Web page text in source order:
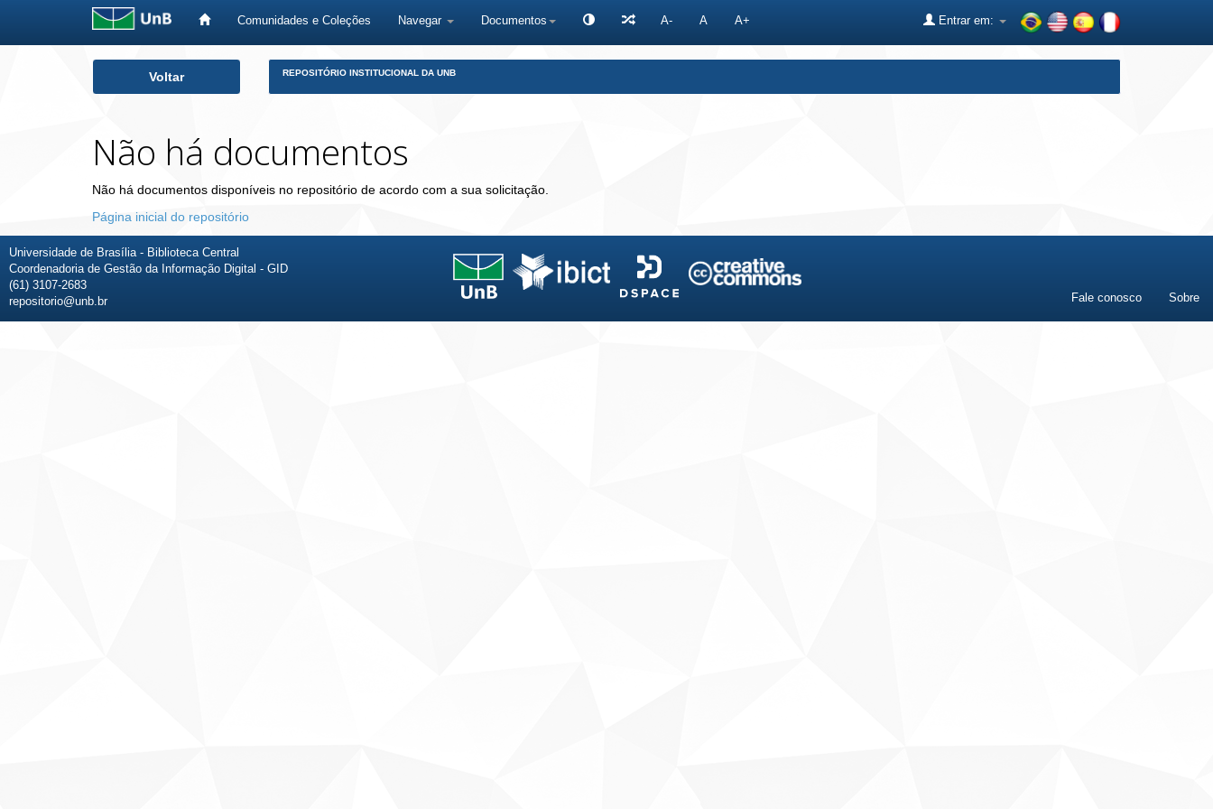
Comunidades e Coleções Navegar Documentos A- A A+ Entrar em:
Voltar REPOSITÓRIO INSTITUCIONAL DA UNB
Não há documentos
Não há documentos disponíveis no repositório de acordo com a sua solicitação.
Página inicial do repositório
Universidade de Brasília - Biblioteca Central
Coordenadoria de Gestão da Informação Digital - GID
(61) 3107-2683
repositorio@unb.br
Fale conosco Sobre